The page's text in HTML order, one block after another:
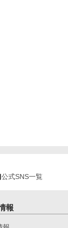
公式SNS一覧
報